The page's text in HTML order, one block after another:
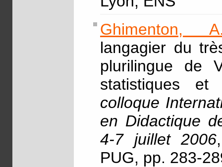
Ghimenton,
langagier du
plurilingue de
statistiques
colloque
en Didactique
4-7 juillet 2006
PUG, pp. 283-